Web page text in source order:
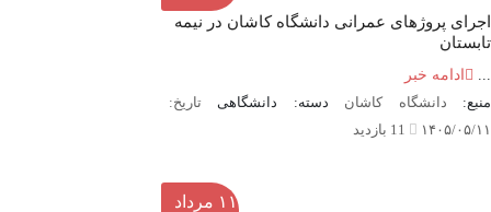
اجرای پروژهای عمرانی دانشگاه کاشان در نیمه
تابستان
...
ادامه خبر
منبع: دانشگاه کاشان دسته: دانشگاهی تاریخ:
۱۴۰۵/۰۵/۱۱
۱۱ مرداد